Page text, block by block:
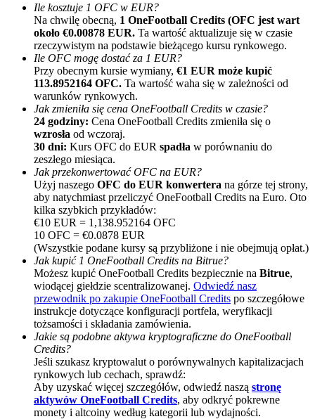
Polecaj
Zaproś przyjaciela, aby otrzymać nagrody pieniężne
BTC Welcome Rewards
BTC Welcome Rewards
Deposit & Trade BTC to Share 25000 USDT prize pool!
Ile kosztuje 1 OFC w EUR?
Na chwilę obecną, 1 OneFootball Credits (OFC jest wart
około €0.00878 EUR. Ta wartość aktualizuje się w czasie
rzeczywistym na podstawie bieżącego kursu rynkowego.
Ile OFC mogę dostać za 1 EUR?
Przy obecnym kursie wymiany, €1 EUR może kupić
113.8952164 OFC. Ta wartość waha się w zależności od
warunków rynkowych.
Jak zmieniła się cena OneFootball Credits w czasie?
24 godziny: Cena OneFootball Credits zmieniła się o
wzrosła od wczoraj.
30 dni: Kurs OFC do EUR spadła w porównaniu do
zeszłego miesiąca.
Jak przekonwertować OFC na EUR?
Użyj naszego OFC do EUR konwertera na górze tej strony,
aby natychmiast przeliczyć OneFootball Credits na Euro. Oto
kilka szybkich przykładów:
€10 EUR = 1,138.952164 OFC
10 OFC = €0.0878 EUR
(Wszystkie podane kursy są przybliżone i nie obejmują opłat.)
Jak kupić 1 OneFootball Credits na Bitrue?
Możesz kupić OneFootball Credits bezpiecznie na Bitrue,
wiodącej giełdzie scentralizowanej. Odwiedź nasz
przewodnik po zakupie OneFootball Credits po szczegółowe
instrukcje dotyczące konfiguracji portfela, weryfikacji
tożsamości i składania zamówienia.
Jakie są podobne aktywa kryptograficzne do OneFootball
Credits?
Jeśli szukasz kryptowalut o porównywalnych kapitalizacjach
rynkowych lub cechach, sprawdź:
Aby uzyskać więcej szczegółów, odwiedź naszą stronę
aktywów OneFootball Credits, aby odkryć pokrewne
monety i altcoiny według kategorii lub wydajności.